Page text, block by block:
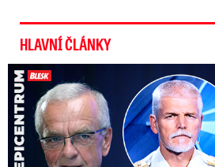
Podcast:
ženu a děti:
HLAVNÍ ČLÁNKY
Kalousek o prezidentovi: S Pavlem